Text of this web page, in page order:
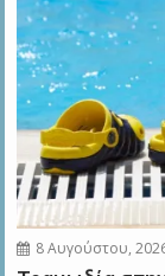
8 Αυγούστου,